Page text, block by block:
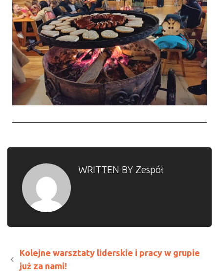
WRITTEN BY Zespół
Kolejne warsztaty liderskie i pracy w grupie
już za nami!